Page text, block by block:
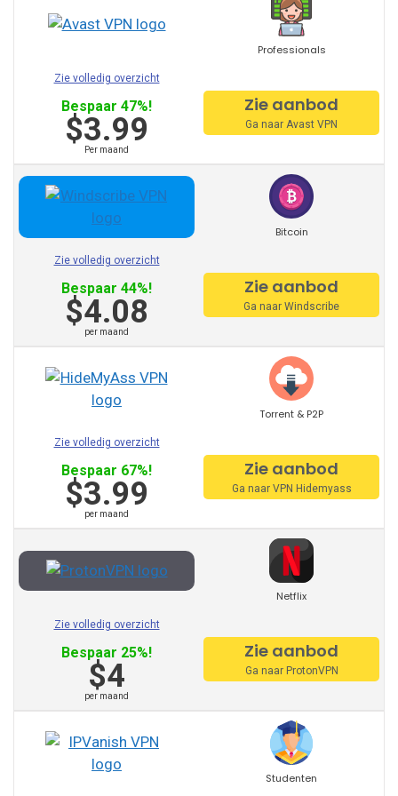
opzicht wordt aanbevolen.
VPN Service Ranking voor België
NordVPN
Ipvanish
ExpressVPN
Windscribe
Cyberghost
Avast VPN
VPN Hidemyass
ProtonVPN
Tunnelbear
VPN Unlimited
PrivateVPN
SaferVPN
Surfshark
PureVPN
VyprVPN
Torguard
Professionals
Zie volledig overzicht
Bespaar 47%!
$3.99
Per maand
Zie aanbod
Ga naar Avast VPN
Bitcoin
Zie volledig overzicht
Bespaar 44%!
$4.08
per maand
Zie aanbod
Ga naar Windscribe
Torrent & P2P
Zie volledig overzicht
Bespaar 67%!
$3.99
per maand
Zie aanbod
Ga naar VPN Hidemyass
Netflix
Zie volledig overzicht
Bespaar 25%!
$4
per maand
Zie aanbod
Ga naar ProtonVPN
Studenten